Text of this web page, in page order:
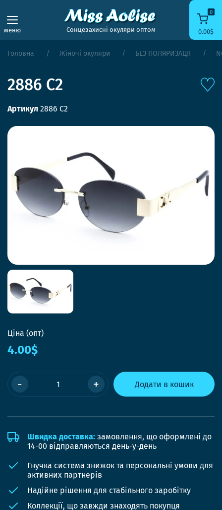
меню Сонцезахисні окуляри оптом
0
0.00$
Головна Жіночі окуляри БЕЗ ПОЛЯРИЗАЦІЇ
2886 C2
Артикул 2886 C2
Ціна (опт)
4.00$
- + Додати в кошик
Швидка доставка: замовлення, що оформлені до
14-00 відправляються день-у-день
Гнучка система знижок та персональні умови для
активних партнерів
Надійне рішення для стабільного заробітку
Коллекції, що завжди знаходять покупця